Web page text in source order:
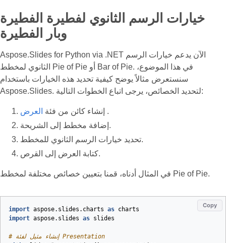
خيارات الرسم الثانوي لفطيرة الفطيرة
وبار الفطيرة
Aspose.Slides for Python via .NET الآن يدعم خيارات الرسم
الثانوي لمخطط Pie of Pie أو Bar of Pie. في هذا الموضوع،
سنستعرض مثالاً يوضح كيفية تحديد هذه الخيارات باستخدام
Aspose.Slides. لتحديد الخصائص، يرجى اتباع الخطوات التالية:
إنشاء كائن من فئة العرض
.
إضافة مخطط إلى الشريحة.
تحديد خيارات الرسم الثانوي للمخطط.
كتابة العرض إلى القرص.
في المثال أدناه، قمنا بتعيين خصائص مختلفة لمخطط Pie of Pie.
Copy
import aspose.slides.charts as charts
import aspose.slides as slides
# إنشاء مثيل لفئة Presentation